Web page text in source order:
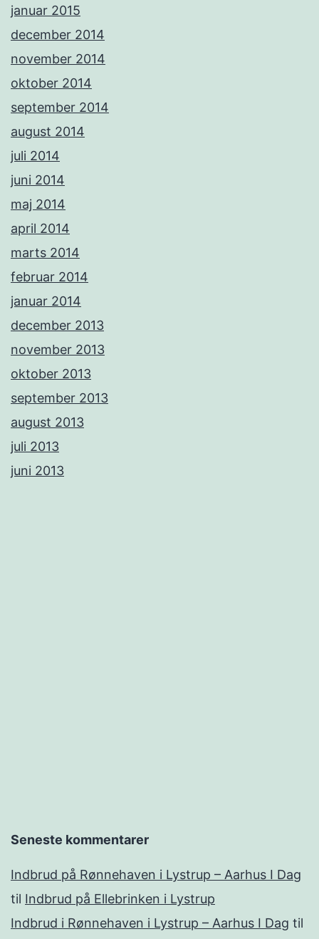
januar 2015
december 2014
november 2014
oktober 2014
september 2014
august 2014
juli 2014
juni 2014
maj 2014
april 2014
marts 2014
februar 2014
januar 2014
december 2013
november 2013
oktober 2013
september 2013
august 2013
juli 2013
juni 2013
Seneste kommentarer
Indbrud på Rønnehaven i Lystrup – Aarhus I Dag
til Indbrud på Ellebrinken i Lystrup
Indbrud i Rønnehaven i Lystrup – Aarhus I Dag til